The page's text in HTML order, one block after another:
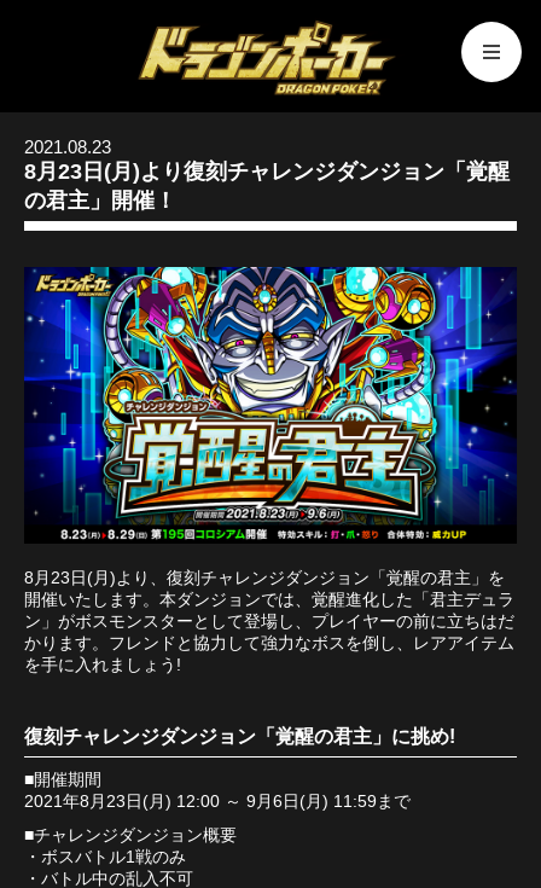
2021.08.23
8月23日(月)より復刻チャレンジダンジョン「覚醒
の君主」開催！
8月23日(月)より、復刻チャレンジダンジョン「覚醒の君主」を
開催いたします。本ダンジョンでは、覚醒進化した「君主デュラ
ン」がボスモンスターとして登場し、プレイヤーの前に立ちはだ
かります。フレンドと協力して強力なボスを倒し、レアアイテム
を手に入れましょう!
復刻チャレンジダンジョン「覚醒の君主」に挑め!
■開催期間
2021年8月23日(月) 12:00 ～ 9月6日(月) 11:59まで
■チャレンジダンジョン概要
・ボスバトル1戦のみ
・バトル中の乱入不可